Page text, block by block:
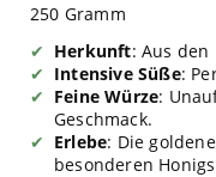
250 Gramm
Herkunft: Aus
Intensive Süße:
Feine Würze:
Geschmack.
Erlebe: Die
besonderen